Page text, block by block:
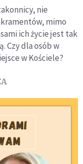
nie
mimo
ich życie jest tak
Czy dla osób w
w Kościele?